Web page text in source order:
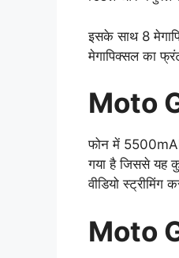
इसके साथ 8
मेगापिक्सल का
Moto
फोन में 5500mAh
गया है जिससे यह
वीडियो
Moto